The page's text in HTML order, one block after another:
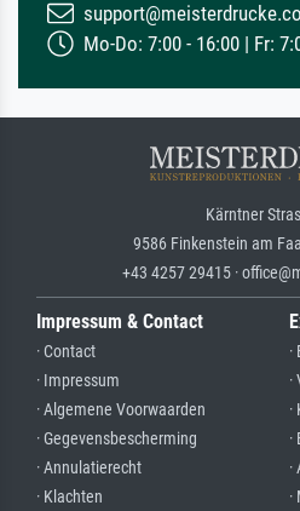
Mo-Do: 7:00 - 16:00 | Fr:
Kärntner
9586 Finkenstein am
+43 4257 29415 ·
Impressum & Contact
· Contact
· Impressum
· Algemene Voorwaarden
· Gegevensbescherming
· Annulatierecht
· Klachten